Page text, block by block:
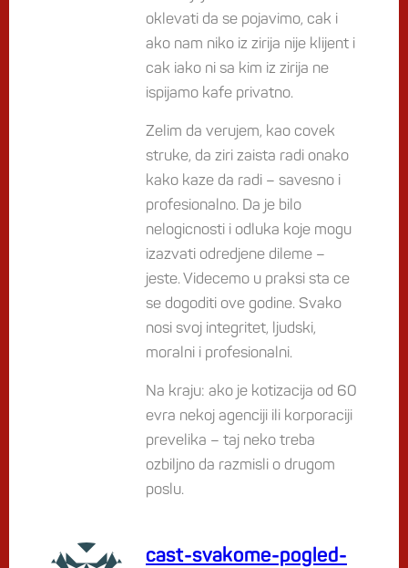
oklevati da se pojavimo, cak i
ako nam niko iz zirija nije klijent i
cak iako ni sa kim iz zirija ne
ispijamo kafe privatno.
Zelim da verujem, kao covek
struke, da ziri zaista radi onako
kako kaze da radi – savesno i
profesionalno. Da je bilo
nelogicnosti i odluka koje mogu
izazvati odredjene dileme –
jeste. Videcemo u praksi sta ce
se dogoditi ove godine. Svako
nosi svoj integritet, ljudski,
moralni i profesionalni.
Na kraju: ako je kotizacija od 60
evra nekoj agenciji ili korporaciji
prevelika – taj neko treba
ozbiljno da razmisli o drugom
poslu.
cast-svakome-pogled-